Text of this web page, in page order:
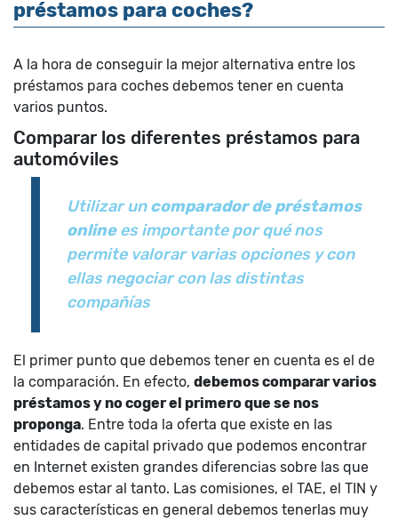
préstamos para coches?
A la hora de conseguir la mejor alternativa entre los
préstamos para coches debemos tener en cuenta
varios puntos.
Comparar los diferentes préstamos para
automóviles
Utilizar uncomparador de préstamos
onlinees importante por qué nos
permite valorar varias opciones y con
ellas negociar con las distintas
compañías
El primer punto que debemos tener en cuenta es el de
la comparación. En efecto, debemos comparar varios
préstamos y no coger el primero que se nos
proponga. Entre toda la oferta que existe en las
entidades de capital privado que podemos encontrar
en Internet existen grandes diferencias sobre las que
debemos estar al tanto. Las comisiones, el TAE, el TIN y
sus características en general debemos tenerlas muy